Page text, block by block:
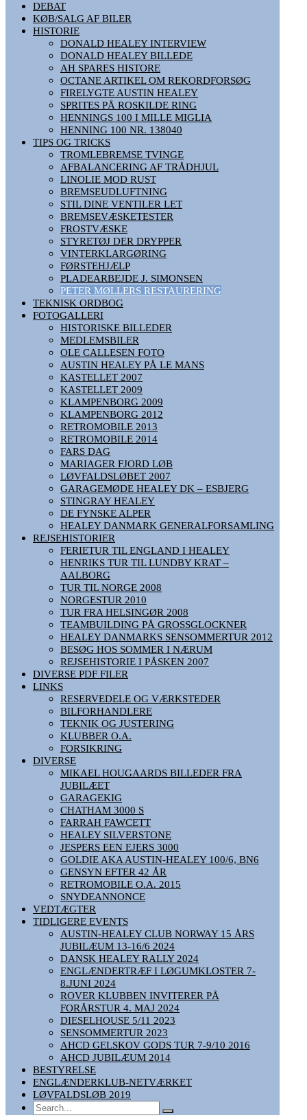
DEBAT
KØB/SALG AF BILER
HISTORIE
DONALD HEALEY INTERVIEW
DONALD HEALEY BILLEDE
AH SPARES HISTORE
OCTANE ARTIKEL OM REKORDFORSØG
FIRELYGTE AUSTIN HEALEY
SPRITES PÅ ROSKILDE RING
HENNINGS 100 I MILLE MIGLIA
HENNING 100 NR. 138040
TIPS OG TRICKS
TROMLEBREMSE TVINGE
AFBALANCERING AF TRÅDHJUL
LINOLIE MOD RUST
BREMSEUDLUFTNING
STIL DINE VENTILER LET
BREMSEVÆSKETESTER
FROSTVÆSKE
STYRETØJ DER DRYPPER
VINTERKLARGØRING
FØRSTEHJÆLP
PLADEARBEJDE J. SIMONSEN
PETER MØLLERS RESTAURERING
TEKNISK ORDBOG
FOTOGALLERI
HISTORISKE BILLEDER
MEDLEMSBILER
OLE CALLESEN FOTO
AUSTIN HEALEY PÅ LE MANS
KASTELLET 2007
KASTELLET 2009
KLAMPENBORG 2009
KLAMPENBORG 2012
RETROMOBILE 2013
RETROMOBILE 2014
FARS DAG
MARIAGER FJORD LØB
LØVFALDSLØBET 2007
GARAGEMØDE HEALEY DK – ESBJERG
STINGRAY HEALEY
DE FYNSKE ALPER
HEALEY DANMARK GENERALFORSAMLING
REJSEHISTORIER
FERIETUR TIL ENGLAND I HEALEY
HENRIKS TUR TIL LUNDBY KRAT –
AALBORG
TUR TIL NORGE 2008
NORGESTUR 2010
TUR FRA HELSINGØR 2008
TEAMBUILDING PÅ GROSSGLOCKNER
HEALEY DANMARKS SENSOMMERTUR 2012
BESØG HOS SOMMER I NÆRUM
REJSEHISTORIE I PÅSKEN 2007
DIVERSE PDF FILER
LINKS
RESERVEDELE OG VÆRKSTEDER
BILFORHANDLERE
TEKNIK OG JUSTERING
KLUBBER O.A.
FORSIKRING
DIVERSE
MIKAEL HOUGAARDS BILLEDER FRA
JUBILÆET
GARAGEKIG
CHATHAM 3000 S
FARRAH FAWCETT
HEALEY SILVERSTONE
JESPERS EEN EJERS 3000
GOLDIE AKA AUSTIN-HEALEY 100/6, BN6
GENSYN EFTER 42 ÅR
RETROMOBILE O.A. 2015
SNYDEANNONCE
VEDTÆGTER
TIDLIGERE EVENTS
AUSTIN-HEALEY CLUB NORWAY 15 ÅRS
JUBILÆUM 13-16/6 2024
DANSK HEALEY RALLY 2024
ENGLÆNDERTRÆF I LØGUMKLOSTER 7-
8.JUNI 2024
ROVER KLUBBEN INVITERER PÅ
FORÅRSTUR 4. MAJ 2024
DIESELHOUSE 5/11 2023
SENSOMMERTUR 2023
AHCD GELSKOV GODS TUR 7-9/10 2016
AHCD JUBILÆUM 2014
BESTYRELSE
ENGLÆNDERKLUB-NETVÆRKET
LØVFALDSLØB 2019